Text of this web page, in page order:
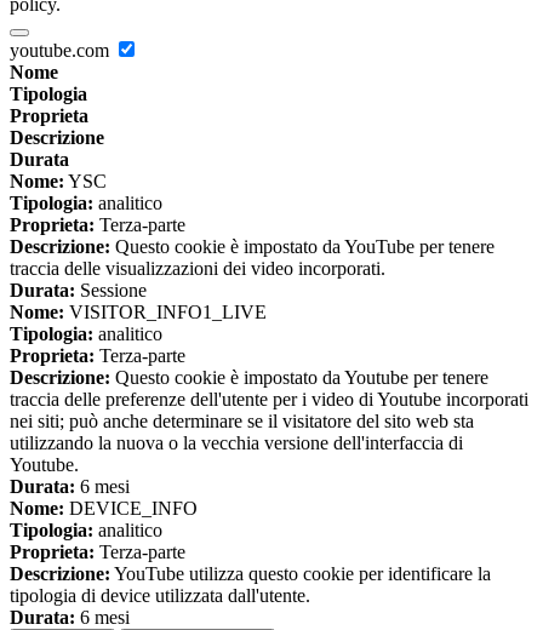
policy.
youtube.com
Nome
Tipologia
Proprieta
Descrizione
Durata
Nome: YSC
Tipologia: analitico
Proprieta: Terza-parte
Descrizione: Questo cookie è impostato da YouTube per tenere
traccia delle visualizzazioni dei video incorporati.
Durata: Sessione
Nome: VISITOR_INFO1_LIVE
Tipologia: analitico
Proprieta: Terza-parte
Descrizione: Questo cookie è impostato da Youtube per tenere
traccia delle preferenze dell'utente per i video di Youtube incorporati
nei siti; può anche determinare se il visitatore del sito web sta
utilizzando la nuova o la vecchia versione dell'interfaccia di
Youtube.
Durata: 6 mesi
Nome: DEVICE_INFO
Tipologia: analitico
Proprieta: Terza-parte
Descrizione: YouTube utilizza questo cookie per identificare la
tipologia di device utilizzata dall'utente.
Durata: 6 mesi